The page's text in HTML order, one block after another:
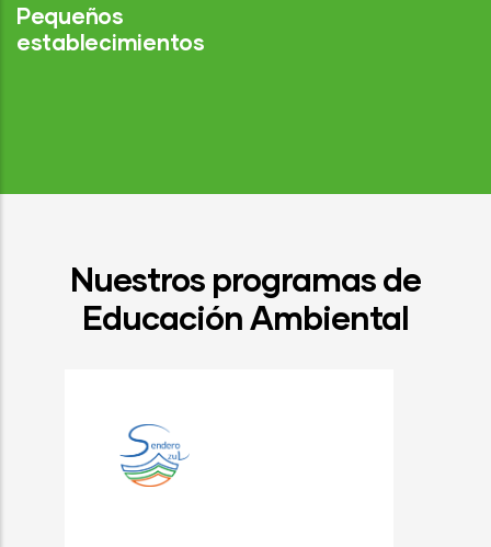
Pequeños
establecimientos
Nuestros programas de
Educación Ambiental